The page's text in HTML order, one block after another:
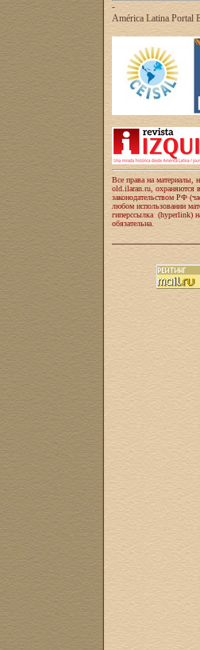
-
América Latina Portal
Все права на материалы,
old.ilaran.ru, охраняются в
законодательством РФ
любом использовании
гиперссылка (hyperlink)
обязательна.